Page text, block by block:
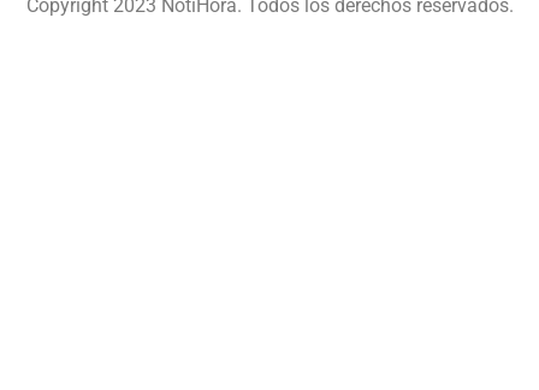
Copyright 2023 NotiHora. Todos los derechos reservados.